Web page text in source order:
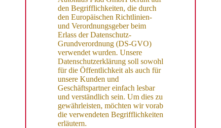
den Begrifflichkeiten, die durch
den Europäischen Richtlinien-
und Verordnungsgeber beim
Erlass der Datenschutz-
Grundverordnung (DS-GVO)
verwendet wurden. Unsere
Datenschutzerklärung soll sowohl
für die Öffentlichkeit als auch für
unsere Kunden und
Geschäftspartner einfach lesbar
und verständlich sein. Um dies zu
gewährleisten, möchten wir vorab
die verwendeten Begrifflichkeiten
erläutern.